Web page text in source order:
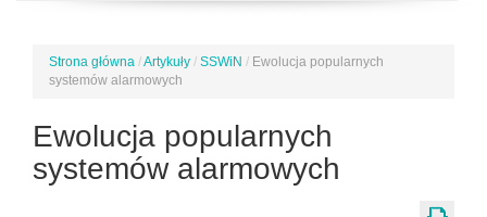
Jesteś
tutaj
Strona główna /Artykuły / SSWiN / Ewolucja popularnych
systemów alarmowych
Ewolucja popularnych
systemów alarmowych